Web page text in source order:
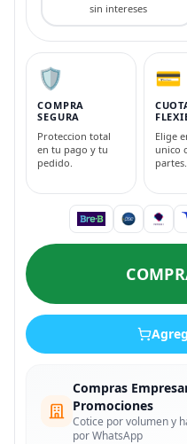
sin intereses
🛡️
COMPRA
SEGURA
Proteccion total
en tu pago y tu
pedido.
💳
Elige
unico
partes.
Compras
Promociones
Cotice por volumen y
por WhatsApp